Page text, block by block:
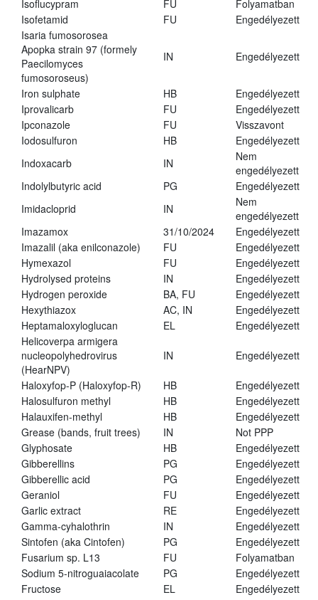
Isoflucypram
FU
Folyamatban
Isofetamid
FU
Engedélyezett
Isaria fumosorosea
Apopka strain 97 (formely
Paecilomyces
fumosoroseus)
IN Engedélyezett
Iron sulphate HB
Engedélyezett
Iprovalicarb
FU
Engedélyezett
Ipconazole
FU
Visszavont
Iodosulfuron
HB
Engedélyezett
Indoxacarb
IN
Nem
engedélyezett
Indolylbutyric acid
PG
Engedélyezett
Imidacloprid
IN
Nem
engedélyezett
Imazamox
31/10/2024
Engedélyezett
Imazalil (aka enilconazole)
FU
Engedélyezett
Hymexazol
FU
Engedélyezett
Hydrolysed proteins
IN
Engedélyezett
Hydrogen peroxide
BA, FU
Engedélyezett
Hexythiazox
AC, IN
Engedélyezett
Heptamaloxyloglucan
EL
Engedélyezett
Helicoverpa armigera
nucleopolyhedrovirus
(HearNPV)
IN Engedélyezett
Haloxyfop-P (Haloxyfop-R) HB
Engedélyezett
Halosulfuron methyl
HB
Engedélyezett
Halauxifen-methyl
HB
Engedélyezett
Grease (bands, fruit trees)
IN
Not PPP
Glyphosate
HB
Engedélyezett
Gibberellins
PG
Engedélyezett
Gibberellic acid
PG
Engedélyezett
Geraniol
FU
Engedélyezett
Garlic extract
RE
Engedélyezett
Gamma-cyhalothrin
IN
Engedélyezett
Sintofen (aka Cintofen)
PG
Engedélyezett
Fusarium sp. L13
FU
Folyamatban
Sodium 5-nitroguaiacolate
PG
Engedélyezett
Fructose
EL
Engedélyezett